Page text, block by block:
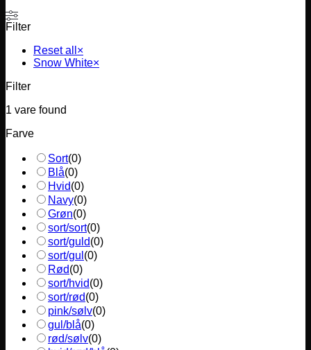
Filter
Reset all ×
Snow White×
Filter
1 vare found
Farve
Sort(0)
Blå(0)
Hvid(0)
Navy(0)
Grøn(0)
sort/sort(0)
sort/guld(0)
sort/gul (0)
Rød(0)
sort/hvid(0)
sort/rød(0)
pink/sølv(0)
gul/blå(0)
rød/sølv(0)